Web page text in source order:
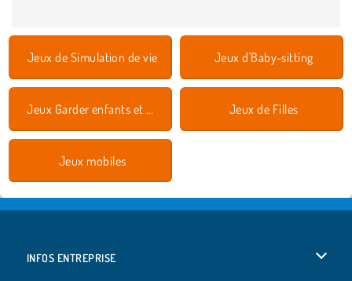
Jeux de Simulation de vie Jeux d'Baby-sitting
Jeux Garder enfants et animaux Jeux de Filles
Jeux mobiles
INFOS ENTREPRISE